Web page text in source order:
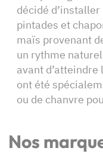
décidé
pintades et
maïs provenant
un rythme
avant
ont été
ou de chanvre
Nos